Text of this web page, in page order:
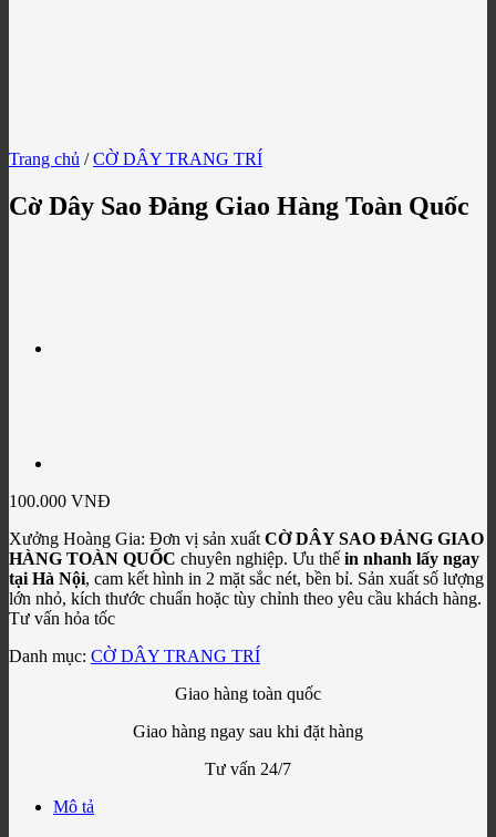
Trang chủ / CỜ DÂY TRANG TRÍ
Cờ Dây Sao Đảng Giao Hàng Toàn Quốc
100.000 VNĐ
Xưởng Hoàng Gia: Đơn vị sản xuất CỜ DÂY SAO ĐẢNG GIAO
HÀNG TOÀN QUỐC chuyên nghiệp. Ưu thế in nhanh lấy ngay
tại Hà Nội, cam kết hình in 2 mặt sắc nét, bền bỉ. Sản xuất số lượng
lớn nhỏ, kích thước chuẩn hoặc tùy chỉnh theo yêu cầu khách hàng.
Tư vấn hỏa tốc
Danh mục: CỜ DÂY TRANG TRÍ
Giao hàng toàn quốc
Giao hàng ngay sau khi đặt hàng
Tư vấn 24/7
Mô tả